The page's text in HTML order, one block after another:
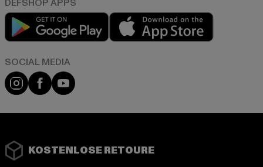
Play market
Instagram
FacebookYouTube
KOSTENLOSE RETOURE